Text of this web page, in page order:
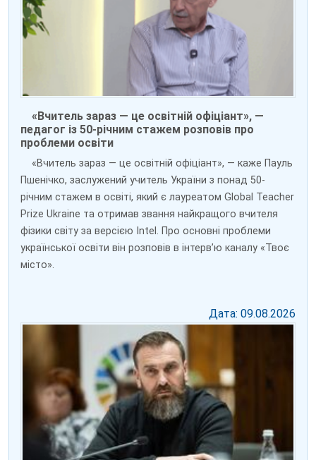
«Вчитель зараз — це освітній офіціант», —
педагог із 50-річним стажем розповів про
проблеми освіти
«Вчитель зараз — це освітній офіціант», — каже Пауль
Пшенічко, заслужений учитель України з понад 50-
річним стажем в освіті, який є лауреатом Global Teacher
Prize Ukraine та отримав звання найкращого вчителя
фізики світу за версією Intel. Про основні проблеми
української освіти він розповів в інтерв’ю каналу «Твоє
місто».
Дата: 09.08.2026